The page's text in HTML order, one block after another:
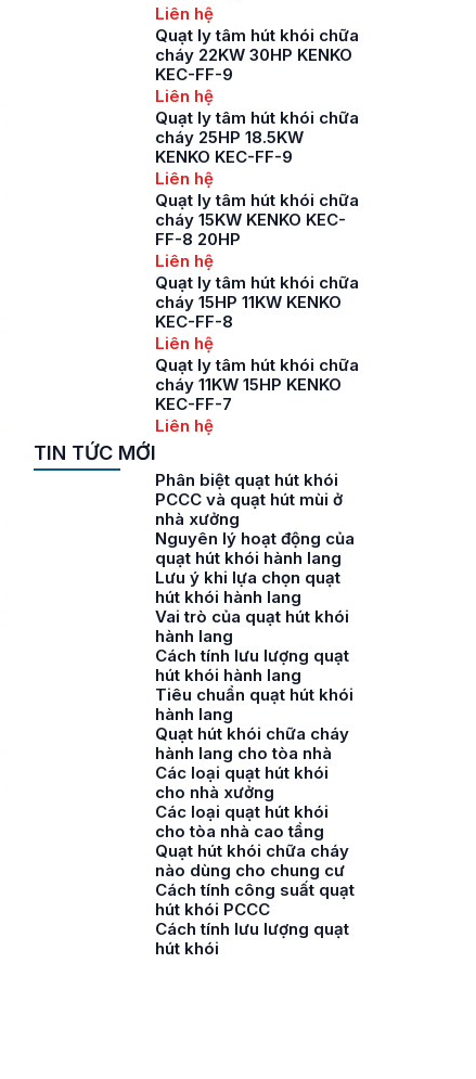
Liên hệ
Quạt ly tâm hút khói chữa
cháy 22KW 30HP KENKO
KEC-FF-9
Liên hệ
Quạt ly tâm hút khói chữa
cháy 25HP 18.5KW
KENKO KEC-FF-9
Liên hệ
Quạt ly tâm hút khói chữa
cháy 15KW KENKO KEC-
FF-8 20HP
Liên hệ
Quạt ly tâm hút khói chữa
cháy 15HP 11KW KENKO
KEC-FF-8
Liên hệ
Quạt ly tâm hút khói chữa
cháy 11KW 15HP KENKO
KEC-FF-7
Liên hệ
TIN TỨC MỚI
Phân biệt quạt hút khói
PCCC và quạt hút mùi ở
nhà xưởng
Nguyên lý hoạt động của
quạt hút khói hành lang
Lưu ý khi lựa chọn quạt
hút khói hành lang
Vai trò của quạt hút khói
hành lang
Cách tính lưu lượng quạt
hút khói hành lang
Tiêu chuẩn quạt hút khói
hành lang
Quạt hút khói chữa cháy
hành lang cho tòa nhà
Các loại quạt hút khói
cho nhà xưởng
Các loại quạt hút khói
cho tòa nhà cao tầng
Quạt hút khói chữa cháy
nào dùng cho chung cư
Cách tính công suất quạt
hút khói PCCC
Cách tính lưu lượng quạt
hút khói